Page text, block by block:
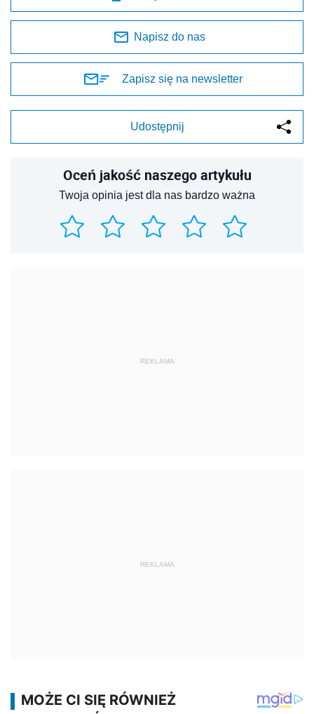
Napisz do nas
Zapisz się na newsletter
Udostępnij
Oceń jakość naszego artykułu
Twoja opinia jest dla nas bardzo ważna
REKLAMA
REKLAMA